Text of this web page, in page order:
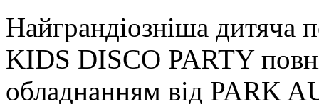
Найграндіозніша дитяча
KIDS DISCO PARTY
обладнанням від PARK